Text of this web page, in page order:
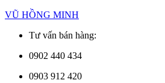
Skip
content
VŨ HỒNG MINH
Tư vấn bán hàng:
0902 440 434
0903 912 420